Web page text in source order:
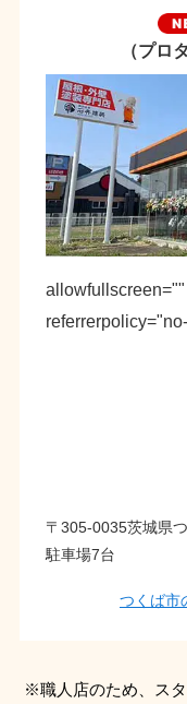
（プロ
〒305-0035茨城県
駐車場7台
つくば市
※職人店のため、スタ